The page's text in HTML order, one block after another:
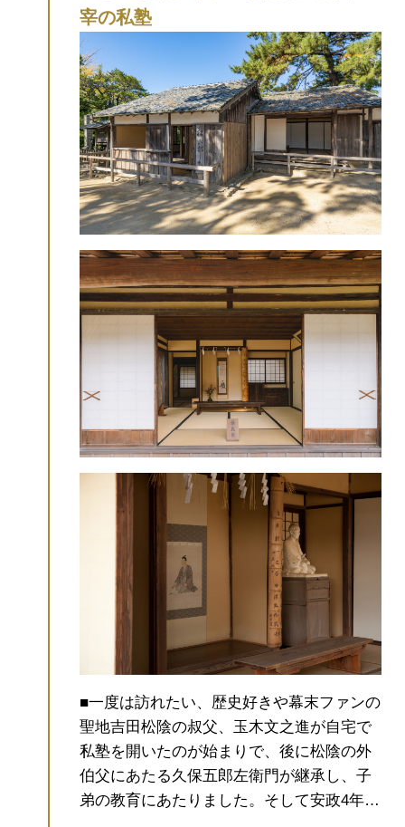
宰の私塾
■一度は訪れたい、歴史好きや幕末ファンの
聖地吉田松陰の叔父、玉木文之進が自宅で
私塾を開いたのが始まりで、後に松陰の外
伯父にあたる久保五郎左衛門が継承し、子
弟の教育にあたりました。そして安政4年